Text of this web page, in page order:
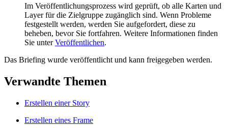
Im Veröffentlichungsprozess wird geprüft, ob alle Karten und
Layer für die Zielgruppe zugänglich sind. Wenn Probleme
festgestellt werden, werden Sie aufgefordert, diese zu
beheben, bevor Sie fortfahren. Weitere Informationen finden
Sie unterVeröffentlichen.
Das Briefing wurde veröffentlicht und kann freigegeben werden.
Verwandte Themen
Erstellen einer Story
Erstellen eines Frame